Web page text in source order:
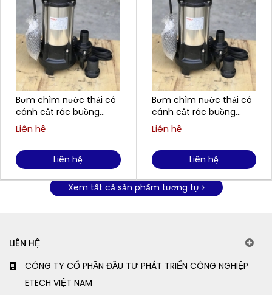
Bơm chìm nước thải có
cánh cắt rác buồng
gang, cánh gang FIRMLY
H1500CT
Liên hệ
Liên hệ
Bơm chìm nước thải có
cánh cắt rác buồng
gang, cánh gang FIRMLY
H2200FC
Liên hệ
Liên hệ
Xem tất cả sản phẩm tương tự
LIÊN HỆ
CÔNG TY CỔ PHẦN ĐẦU TƯ PHÁT TRIỂN CÔNG NGHIỆP
ETECH VIỆT NAM